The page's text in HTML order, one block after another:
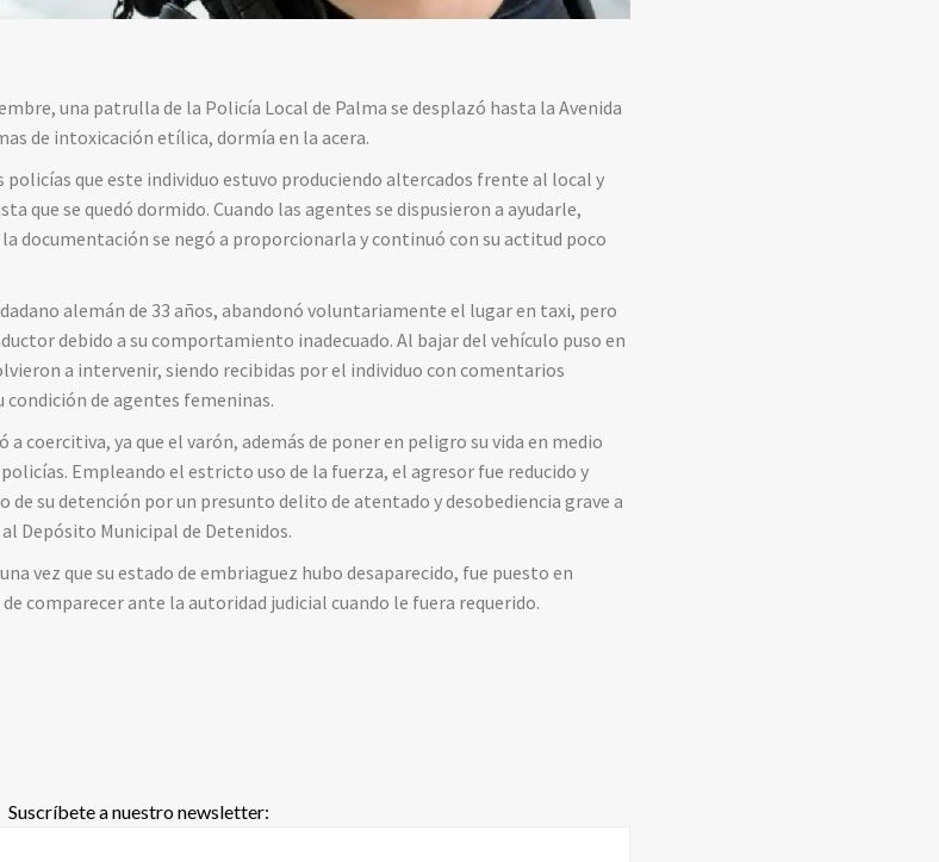
una patrulla de la Policía Local de Palma se desplazó hasta la Avenida
de intoxicación etílica, dormía en la acera.
que este individuo estuvo produciendo altercados frente al local y
que se quedó dormido. Cuando las agentes se dispusieron a ayudarle,
documentación se negó a proporcionarla y continuó con su actitud poco
alemán de 33 años, abandonó voluntariamente el lugar en taxi, pero
debido a su comportamiento inadecuado. Al bajar del vehículo puso en
a intervenir, siendo recibidas por el individuo con comentarios
condición de agentes femeninas.
coercitiva, ya que el varón, además de poner en peligro su vida en medio
Empleando el estricto uso de la fuerza, el agresor fue reducido y
su detención por un presunto delito de atentado y desobediencia grave a
Depósito Municipal de Detenidos.
vez que su estado de embriaguez hubo desaparecido, fue puesto en
comparecer ante la autoridad judicial cuando le fuera requerido.
Suscríbete a nuestro newsletter: